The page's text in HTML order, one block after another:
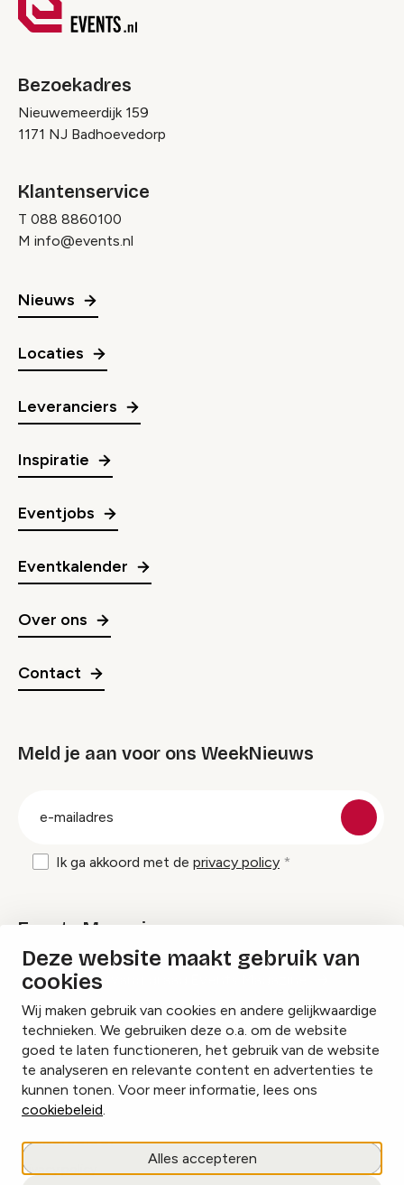
Deze website maakt gebruik van
cookies
Wij maken gebruik van cookies en andere gelijkwaardige
technieken. We gebruiken deze o.a. om de website
goed te laten functioneren, het gebruik van de website
te analyseren en relevante content en advertenties te
kunnen tonen. Voor meer informatie, lees ons
cookiebeleid.
Alles accepteren
Bezoekadres
Nieuwemeerdijk 159
1171 NJ Badhoevedorp
Klantenservice
T 088 8860100
M info@events.nl
Nieuws
Locaties
Leveranciers
Inspiratie
Eventjobs
Eventkalender
Over ons
Contact
Meld je aan voor ons WeekNieuws
Ik ga akkoord met de privacy policy
Events Magazine
Ik ontvang graag Events Magazine
InstagramFacebookLinkedIn
Cookies beheren
Privacy policy